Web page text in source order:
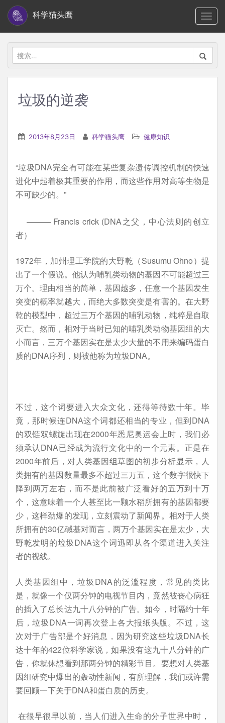
i
科学猫头鹰
搜
索：
垃圾的逆袭
2013年8月23日 科学猫头鹰 健康知识
“垃圾DNA完全有可能在某些复杂遗传调控机制的快速
进化中起着极其重要的作用，而这些作用对高等生物是
不可缺少的。”
——— Francis crick (DNA之父，中心法则的创立
者）
1972年，加州理工学院的大野乾（Susumu Ohno）提
出了一个假说。他认为哺乳类动物的基因不可能超过三
万个。理由相当的简单，基因越多，任意一个基因发生
突变的概率就越大，而绝大多数突变是有害的。在大野
乾的模型中，超过三万个基因的哺乳动物，纯粹是自取
灭亡。然而，相对于当时已知的哺乳类动物基因组的大
小而言，三万个基因实在是太少大量的不用来编码蛋白
质的DNA序列，则被他称为垃圾DNA。
不过，这个词要进入大众文化，还得等待数十年。毕
竟，那时候连DNA这个词都还相当的专业，但到DNA
的双链双螺旋出现在2000年悉尼奥运会上时，我们必
须承认DNA已经成为流行文化中的一个元素。正是在
2000年前后，对人类基因组草图的初步分析显示，人
类拥有的基因数量最多不超过三万五，这个数字很快下
降到两万左右，而不是此前被广泛看好的五万到十万
个，这意味着一个人甚至比一颗水稻所拥有的基因都要
少，这样劲爆的发现，立刻震动了新闻界。相对于人类
所拥有的30亿碱基对而言，两万个基因实在是太少，大
野乾发明的垃圾DNA这个词迅即从各个渠道进入关注
者的视线。
人类基因组中，垃圾DNA的泛滥程度，常见的类比
是，就像一个仅两分钟的电视节目内，竟然被丧心病狂
的插入了总长达九十八分钟的广告。如今，时隔约十年
后，垃圾DNA一词再次登上各大报纸头版。不过，这
次对于广告部是个好消息，因为研究这些垃圾DNA长
达十年的422位科学家说，如果没有这九十八分钟的广
告，你就休想看到那两分钟的精彩节目。要想对人类基
因组研究中爆出的轰动性新闻，有所理解，我们或许需
要回顾一下关于DNA和蛋白质的历史。
在很早很早以前，当人们进入生命的分子世界中时，